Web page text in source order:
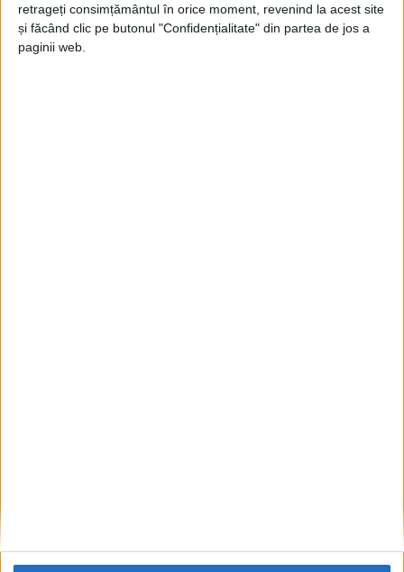
retrageți consimțământul în orice moment, revenind la acest site
și făcând clic pe butonul "Confidențialitate" din partea de jos a
paginii web.
Cîteva pahare, pentru curaj